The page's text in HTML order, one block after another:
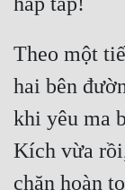
Theo một
hai bên
khi yêu ma
Kích vừa